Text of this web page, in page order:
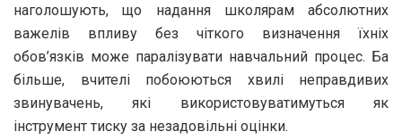
наголошують, що надання школярам абсолютних
важелів впливу без чіткого визначення їхніх
обов’язків може паралізувати навчальний процес. Ба
більше, вчителі побоюються хвилі неправдивих
звинувачень, які використовуватимуться як
інструмент тиску за незадовільні оцінки.